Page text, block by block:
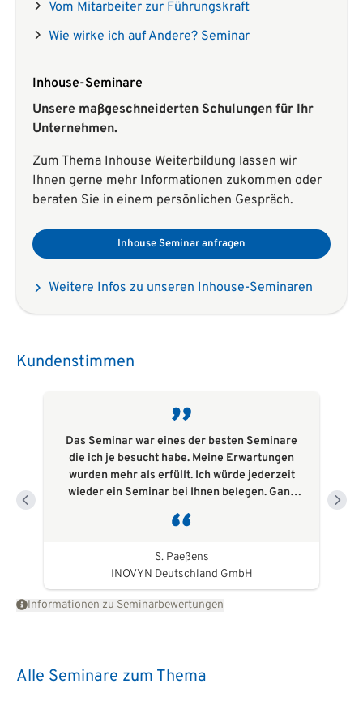
Vom Mitarbeiter zur Führungskraft
Wie wirke ich auf Andere? Seminar
Inhouse-Seminare
Unsere maßgeschneiderten Schulungen für Ihr
Unternehmen.
Zum Thema Inhouse Weiterbildung lassen wir
Ihnen gerne mehr Informationen zukommen oder
beraten Sie in einem persönlichen Gespräch.
Inhouse Seminar anfragen
Weitere Infos zu unseren Inhouse-Seminaren
Kundenstimmen
Das Seminar war eines der besten Seminare
die ich je besucht habe. Meine Erwartungen
wurden mehr als erfüllt. Ich würde jederzeit
wieder ein Seminar bei Ihnen belegen. Ganz
meinerseits wurden ausführlich besprochen. Ich
erhalten.
S. Paeßens
INOVYN Deutschland GmbH
Informationen zu Seminarbewertungen
Alle Seminare zum Thema